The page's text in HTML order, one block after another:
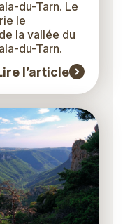
du-Tarn. Le
le
la vallée du
du-Tarn.
l’article